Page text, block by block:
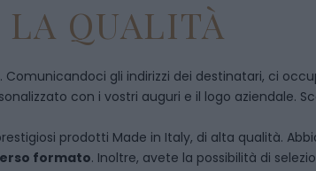
QUALITÀ
. Comunicandoci gli indirizzi dei destinatari, ci
con i vostri auguri e il logo aziendale.
prodotti Made in Italy, di alta qualità.
formato. Inoltre, avete la possibilità di